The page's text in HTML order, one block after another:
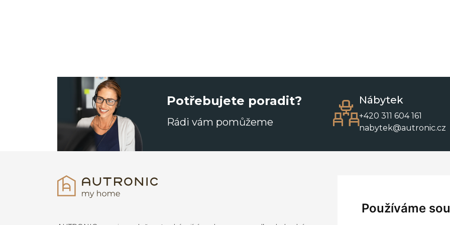
Používáme
Potřebujete poradit?
Rádi vám pomůžeme
Nábytek
+420 311 604 161
nabytek@autronic.cz